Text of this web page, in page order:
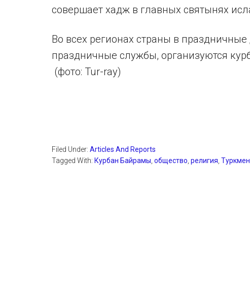
совершает хадж в главных святынях
Во всех регионах страны в
праздничные службы, организуются
(фото: Tur-ray)
Filed Under: Articles And Reports
Tagged With: Курбан Байрамы общество религия